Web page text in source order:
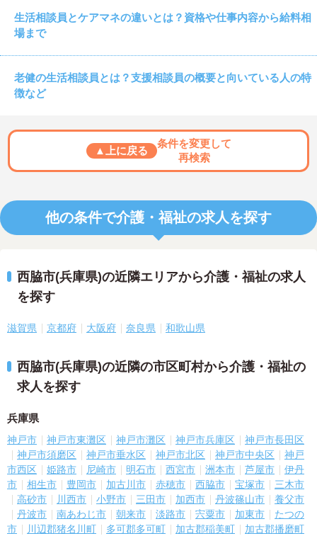
生活相談員とケアマネの違いとは？資格や仕事内容から給料相
場まで
老健の生活相談員とは？支援相談員の概要と向いている人の特
徴など
▲上に戻る
条件を変更して
再検索
他の条件で介護・福祉の求人を探す
西脇市(兵庫県)の近隣エリアから介護・福祉の求人
を探す
滋賀県 京都府 大阪府 奈良県 和歌山県
西脇市(兵庫県)の近隣の市区町村から介護・福祉の
求人を探す
兵庫県
神戸市 神戸市東灘区 神戸市灘区 神戸市兵庫区
神戸市長田区
神戸市須磨区
神戸市垂水区 神戸市北区 神戸市中央区
神戸
市西区
姫路市 尼崎市 明石市 西宮市 洲本市 芦屋市
伊丹
市
相生市 豊岡市 加古川市 赤穂市 西脇市 宝塚市
三木市
高砂市
川西市 小野市 三田市 加西市 丹波篠山市
養父市
丹波市
南あわじ市 朝来市 淡路市 宍粟市 加東市
たつの
市
川辺郡猪名川町 多可郡多可町 加古郡稲美町
加古郡播磨町